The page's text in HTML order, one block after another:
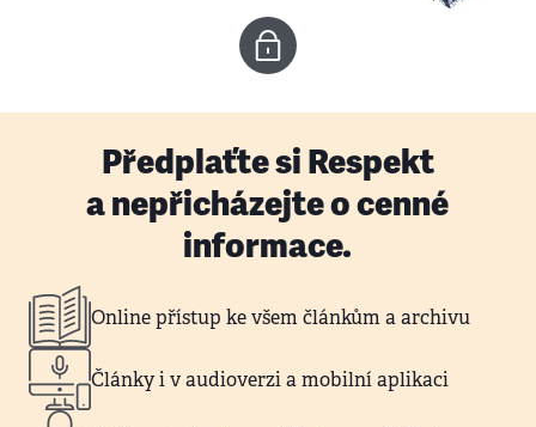
Předplaťte si Respekt
a nepřicházejte o cenné
informace.
Online přístup ke všem článkům a archivu
Články i v audioverzi a mobilní aplikaci